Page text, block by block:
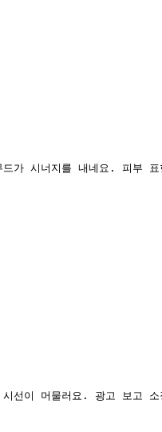
가 시너지를 내네요. 피부 표
선이 머물러요. 광고 보고